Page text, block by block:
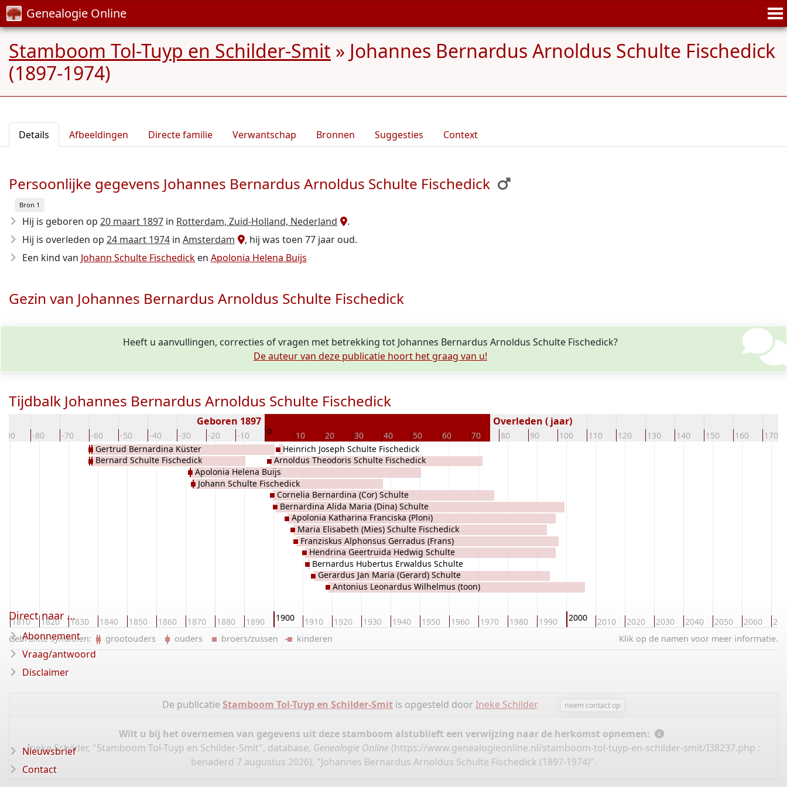
Genealogie Online
Stamboom Tol-Tuyp en Schilder-Smit » Johannes Bernardus Arnoldus Schulte Fischedick
(1897-1974)
Details Afbeeldingen Directe familie Verwantschap Bronnen Suggesties Context
Persoonlijke gegevens Johannes Bernardus Arnoldus Schulte Fischedick
Bron 1
Hij is geboren op 20 maart 1897 in Rotterdam, Zuid-Holland, Nederland
.
Hij is overleden op 24 maart 1974 in Amsterdam
, hij was toen 77 jaar oud.
Een kind van Johann Schulte Fischedick en Apolonia Helena Buijs
Gezin van Johannes Bernardus Arnoldus Schulte Fischedick
Heeft u aanvullingen, correcties of vragen met betrekking tot Johannes Bernardus Arnoldus Schulte Fischedick?
De auteur van deze publicatie hoort het graag van u!
Tijdbalk Johannes Bernardus Arnoldus Schulte Fischedick
-90 -80 -70 -60 -50 -40 -30 -20 -10 0 10 20 30 40 50 60 70 80 90 100 110 120 130 140 150 160 170
Geboren 1897 Overleden ( jaar)
1810 1820 1830 1840 1850 1860 1870 1880 1890 1900 1910 1920 1930 1940 1950 1960 1970 1980 1990 2000 2010 2020 2030 2040 2050 2060
Gertrud Bernardina Küster
Bernard Schulte Fischedick
Apolonia Helena Buijs
Johann Schulte Fischedick
Arnoldus Theodoris Schulte Fischedick
Cornelia Bernardina (Cor) Schulte
Fischedick
Bernardina Alida Maria (Dina) Schulte
Fischedick
Heinrich Joseph Schulte Fischedick
Apolonia Katharina Franciska (Ploni)
Schulte Fischedick
Maria Elisabeth (Mies) Schulte Fischedick
Franziskus Alphonsus Gerradus (Frans)
Schulte Fischedick
Hendrina Geertruida Hedwig Schulte
Fischedick
Bernardus Hubertus Erwaldus Schulte
Fischedick
Gerardus Jan Maria (Gerard) Schulte
FischedickAntonius Leonardus Wilhelmus (toon)
Klik op de namen voor meer informatie.
Gebruikte symbolen: grootouders ouders broers/zussen kinderen
De publicatieStamboom Tol-Tuyp en Schilder-Smit is opgesteld doorIneke Schilder. neem contact op
Wilt u bij het overnemen van gegevens uit deze stamboom alstublieft een verwijzing naar de herkomst opnemen:
Ineke Schilder, "Stamboom Tol-Tuyp en Schilder-Smit", database, Genealogie Online (https://www.genealogieonline.nl/stamboom-tol-tuyp-en-schilder-smit/I38237.php :
benaderd 7 augustus 2026), "Johannes Bernardus Arnoldus Schulte Fischedick (1897-1974)".
Direct naar ...
Abonnement
Vraag/antwoord
Disclaimer
Nieuwsbrief
Contact